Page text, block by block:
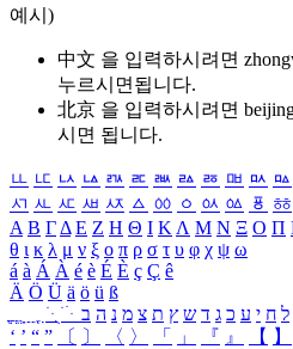
예시)
中文 을 입력하시려면
누르시면됩니다.
北京 을 입력하시려면
시면 됩니다.
ㅥ ㅦ ㅧ ㅨ ㅩ ㅪ ㅫ ㅬ ㅭ ㅮ ㅯ ㅰ
ㅺ ㅻ ㅼ ㅽ ㅾ ㅿ ㆀ ㆁ ㆂ ㆃ ㆄ ㆅ
Α Β ΓΔ Ε Ζ Η Θ Ι ΚΛ Μ Ν Ξ Ο Π
θ ι κ λ μ ν ξ ο π ρ σ τ υ φ χ ψ ω
á à Á À é è É È ç Ç ê
Ä Ö Ü ä ö ü ß
ִֶֹ ֻּ ׁׂ ל ח י ע כ ג ד ש ץ ת צ מ נ ה ב
‘ ’ “ ” 〔 〕 〈 〉 「 」 『 』 【 】